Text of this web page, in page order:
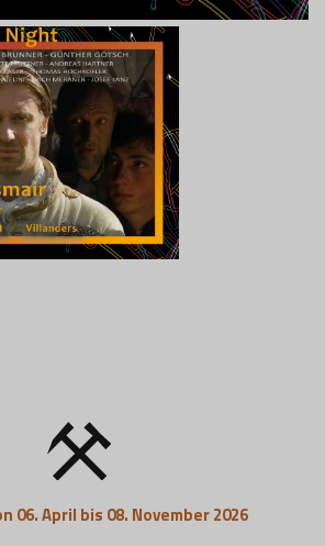
06. April bis 08. November 2026